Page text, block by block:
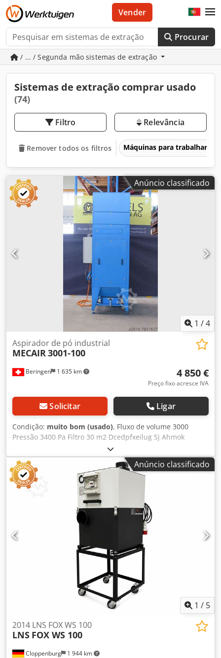
Procurar
Vender
/ ... / Segunda mão sistemas de extração
Sistemas de extração comprar usado
(74)
Filtro Relevância
Remover todos os filtros Máquinas para trabalhar
Anúncio classificado
1 /4
Beringen 1 635 km
Aspirador de pó industrial
MECAIR3001-100
4 850 €
Preço fixo acresce IVA
Solicitar Ligar
Condição: muito bom (usado), Fluxo de volume 3000
Pressão 3400 Pa Filtro 30 m2 Dcedpfxeilug Sj Ahmok
Anúncio classificado
1 / 5
Cloppenburg 1 944 km
2014 LNS FOX WS 100
LNS FOX WS 100